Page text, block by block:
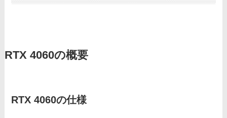
RTX 4060の概要
RTX 4060の仕様